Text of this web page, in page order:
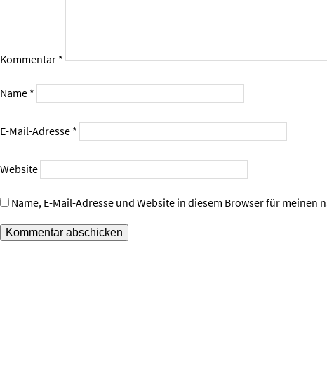
Kommentar *
Name *
E-Mail-Adresse *
Website
Name, E-Mail-Adresse und Website in diesem Browser für meinen